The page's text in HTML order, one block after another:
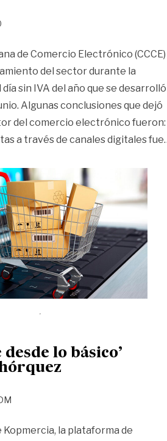
de Comercio Electrónico (CCCE)
del sector durante la
sin IVA del año que se desarrolló
Algunas conclusiones que dejó
del comercio electrónico fueron:
a través de canales digitales fue
desde lo básico’
Kopmercia, la plataforma de